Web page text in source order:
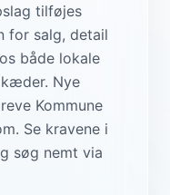
tilføjes
for salg, detail
både lokale
Nye
Kommune
Se kravene i
søg nemt via